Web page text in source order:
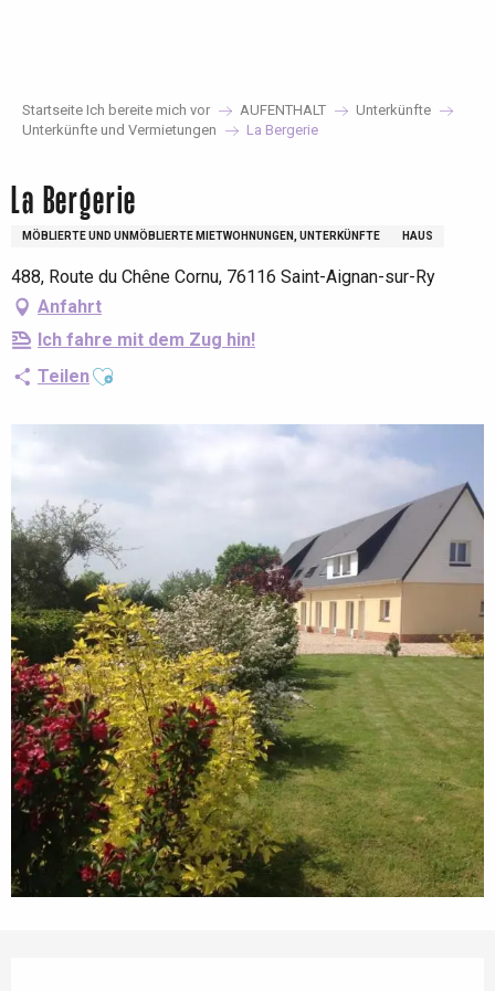
Startseite Ich bereite mich vor AUFENTHALT
Unterkünfte
Unterkünfte und Vermietungen
La Bergerie
La Bergerie
MÖBLIERTE UND UNMÖBLIERTE MIETWOHNUNGEN, UNTERKÜNFTE HAUS
488, Route du Chêne Cornu, 76116 Saint-Aignan-sur-Ry
Anfahrt
Ich fahre mit dem Zug hin!
TeilenAjouter aux favoris